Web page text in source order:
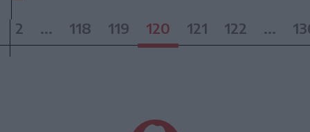
2 ... 118 119 120 121 122 ...